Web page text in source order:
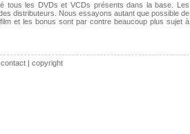
tous les DVDs et VCDs présents dans la base. Les
distributeurs. Nous essayons autant que possible de
et les bonus sont par contre beaucoup plus sujet à
contact| copyright